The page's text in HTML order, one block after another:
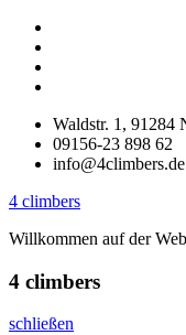
Zurück
zum
Inhalt
Waldstr. 1, 91284
09156-23 898 62
info@4climbers.de
4 climbers
Willkommen auf der
4 climbers
schließen